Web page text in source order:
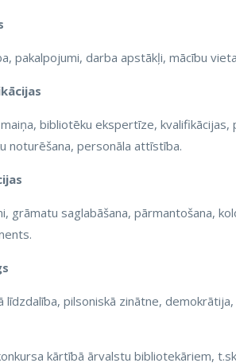
pakalpojumi, darba apstākļi, mācību
bibliotēku ekspertīze,
noturēšana, personāla attīstība.
grāmatu saglabāšana, pārmantošana,
līdzdalība, pilsoniskā zinātne,
kārtībā ārvalstu bibliotekāriem,